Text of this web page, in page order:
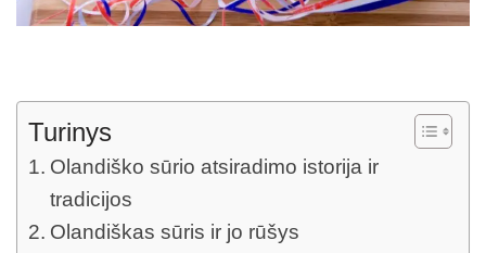
Turinys
Olandiško sūrio atsiradimo istorija ir
tradicijos
Olandiškas sūris ir jo rūšys